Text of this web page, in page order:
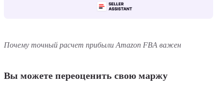
Почему точный расчет прибыли Amazon FBA важен
Вы можете переоценить свою маржу